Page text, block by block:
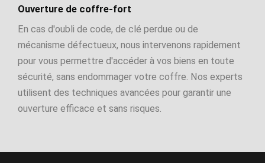
Ouverture de coffre-fort
En cas d'oubli de code, de clé perdue ou de
mécanisme défectueux, nous intervenons rapidement
pour vous permettre d'accéder à vos biens en toute
sécurité, sans endommager votre coffre. Nos experts
utilisent des techniques avancées pour garantir une
ouverture efficace et sans risques.